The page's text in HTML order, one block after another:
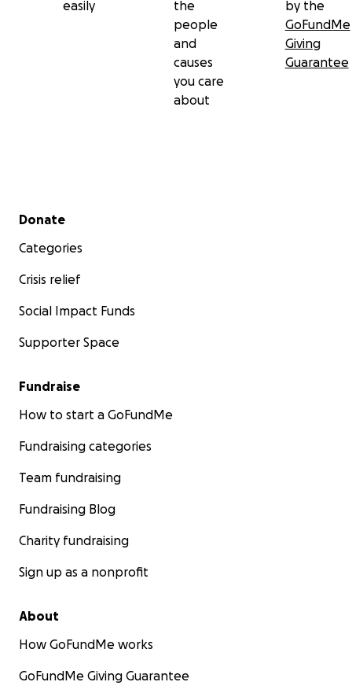
easily
the
people
and
causes
you care
about
by the
GoFundMe
Giving
Guarantee
Secondary menu
Donate
Categories
Crisis relief
Social Impact Funds
Supporter Space
Fundraise
How to start a GoFundMe
Fundraising categories
Team fundraising
Fundraising Blog
Charity fundraising
Sign up as a nonprofit
About
How GoFundMe works
GoFundMe Giving Guarantee